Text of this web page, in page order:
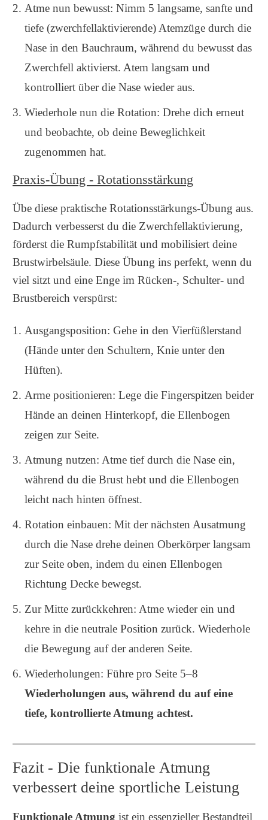
Atme nun bewusst: Nimm 5 langsame, sanfte und
tiefe (zwerchfellaktivierende) Atemzüge durch die
Nase in den Bauchraum, während du bewusst das
Zwerchfell aktivierst. Atem langsam und
kontrolliert über die Nase wieder aus.
Wiederhole nun die Rotation: Drehe dich erneut
und beobachte, ob deine Beweglichkeit
zugenommen hat.
Praxis-Übung - Rotationsstärkung
Übe diese praktische Rotationsstärkungs-Übung aus.
Dadurch verbesserst du die Zwerchfellaktivierung,
förderst die Rumpfstabilität und mobilisiert deine
Brustwirbelsäule. Diese Übung ins perfekt, wenn du
viel sitzt und eine Enge im Rücken-, Schulter- und
Brustbereich verspürst:
Ausgangsposition: Gehe in den Vierfüßlerstand
(Hände unter den Schultern, Knie unter den
Hüften).
Arme positionieren: Lege die Fingerspitzen beider
Hände an deinen Hinterkopf, die Ellenbogen
zeigen zur Seite.
Atmung nutzen: Atme tief durch die Nase ein,
während du die Brust hebt und die Ellenbogen
leicht nach hinten öffnest.
Rotation einbauen: Mit der nächsten Ausatmung
durch die Nase drehe deinen Oberkörper langsam
zur Seite oben, indem du einen Ellenbogen
Richtung Decke bewegst.
Zur Mitte zurückkehren: Atme wieder ein und
kehre in die neutrale Position zurück. Wiederhole
die Bewegung auf der anderen Seite.
Wiederholungen: Führe pro Seite 5–8
Wiederholungen aus, während du auf eine
tiefe, kontrollierte Atmung achtest.
Fazit - Die funktionale Atmung
verbessert deine sportliche Leistung
Funktionale Atmung ist ein essenzieller Bestandteil